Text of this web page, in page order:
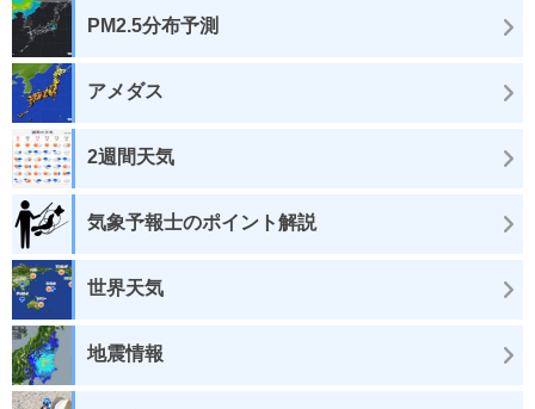
PM2.5分布予測
アメダス
2週間天気
気象予報士のポイント解説
世界天気
地震情報